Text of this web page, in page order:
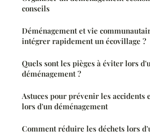
conseils
Déménagement et vie
intégrer rapidement un écovillage ?
Quels sont les pièges à éviter lors
déménagement ?
Astuces pour prévenir les accidents
lors d'un déménagement
Comment réduire les déchets lors